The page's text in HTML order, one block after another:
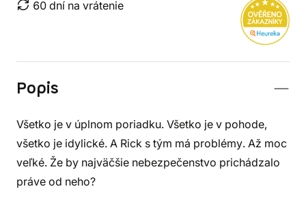
60 dní na vrátenie
Popis
Všetko je v úplnom poriadku. Všetko je v pohode,
všetko je idylické. A Rick s tým má problémy. Až moc
veľké. Že by najväčšie nebezpečenstvo prichádzalo
práve od neho?